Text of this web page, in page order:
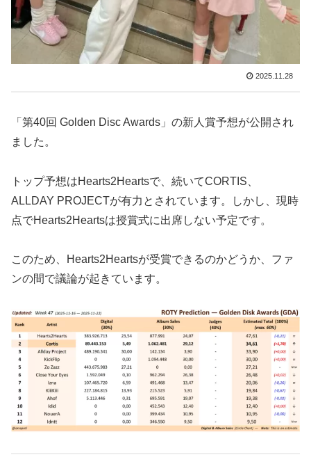
2025.11.28
「第40回 Golden Disc Awards」の新人賞予想が公開され
ました。
トップ予想はHearts2Heartsで、続いてCORTIS、
ALLDAY PROJECTが有力とされています。しかし、現時
点でHearts2Heartsは授賞式に出席しない予定です。
このため、Hearts2Heartsが受賞できるのかどうか、ファ
ンの間で議論が起きています。